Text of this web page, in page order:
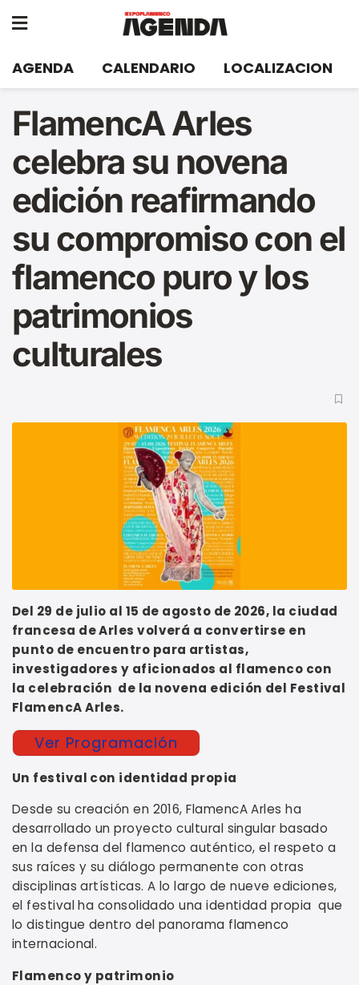
AGENDA CALENDARIO LOCALIZACION
FlamencA Arles
celebra su novena
edición reafirmando
su compromiso con el
flamenco puro y los
patrimonios
culturales
Del 29 de julio al 15 de agosto de 2026, la ciudad
francesa de Arles volverá a convertirse en
punto de encuentro para artistas,
investigadores y aficionados al flamenco con
la celebración de la novena edición del Festival
FlamencA Arles.
Ver Programación
Un festival con identidad propia
Desde su creación en 2016, FlamencA Arles ha
desarrollado un proyecto cultural singular basado
en la defensa del flamenco auténtico, el respeto a
sus raíces y su diálogo permanente con otras
disciplinas artísticas. A lo largo de nueve ediciones,
el festival ha consolidado una identidad propia que
lo distingue dentro del panorama flamenco
internacional.
Flamenco y patrimonio